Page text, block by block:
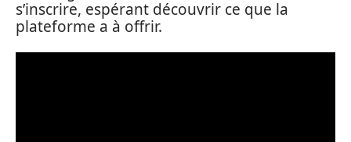
s’inscrire, espérant découvrir ce que la
plateforme a à offrir.